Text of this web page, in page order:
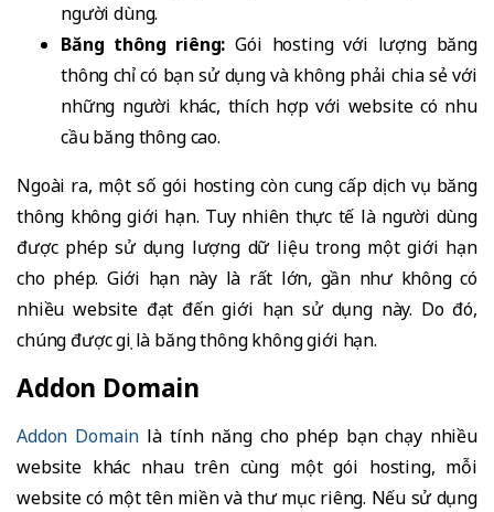
người dùng.
Băng thông riêng:Gói hosting với lượng băng
thông chỉ có bạn sử dụng và không phải chia sẻ với
những người khác, thích hợp với website có nhu
cầu băng thông cao.
Ngoài ra, một số gói hosting còn cung cấp dịch vụ băng
thông không giới hạn. Tuy nhiên thực tế là người dùng
được phép sử dụng lượng dữ liệu trong một giới hạn
cho phép. Giới hạn này là rất lớn, gần như không có
nhiều website đạt đến giới hạn sử dụng này. Do đó,
chúng được gọi là băng thông không giới hạn.
Addon Domain
Addon Domain là tính năng cho phép bạn chạy nhiều
website khác nhau trên cùng một gói hosting, mỗi
website có một tên miền và thư mục riêng. Nếu sử dụng